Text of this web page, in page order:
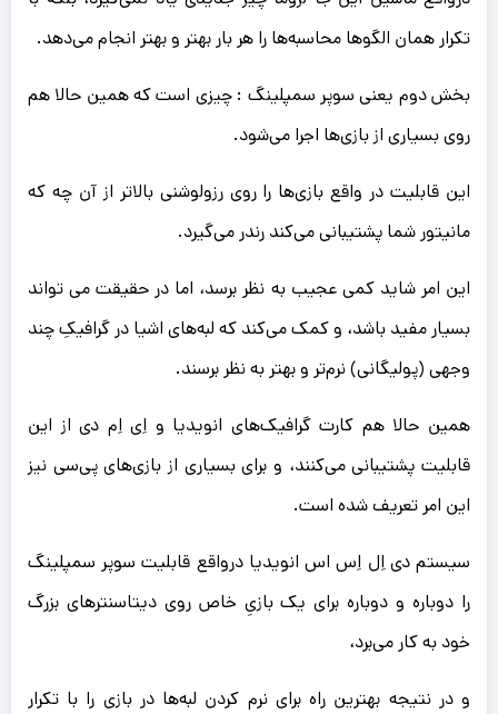
تکرار همان الگوها محاسبه‌ها را هر بار بهتر و بهتر انجام می‌دهد.
بخش دوم یعنی سوپر سمپلینگ : چیزی است که همین حالا هم
روی بسیاری از بازی‌ها اجرا می‌شود.
این قابلیت در واقع بازی‌ها را روی رزولوشنی بالاتر از آن چه که
مانیتور شما پشتیبانی می‌کند رندر می‌گیرد.
این امر شاید کمی عجیب به نظر برسد، اما در حقیقت می تواند
بسیار مفید باشد، و کمک می‌کند که لبه‌های اشیا در گرافیکِ چند
وجهی (پولیگانی) نرم‌تر و بهتر به نظر برسند.
همین حالا هم کارت گرافیک‌های انویدیا و اِی اِم دی از این
قابلیت پشتیبانی می‌کنند، و برای بسیاری از بازی‌های پی‌سی نیز
این امر تعریف شده‌ است.
سیستم دی اِل اِس اس انویدیا درواقع قابلیت سوپر سمپلینگ
را دوباره و دوباره برای یک بازیِ خاص روی دیتاسنترهای بزرگ
خود به کار می‌برد،
و در نتیجه بهترین راه برای نرم کردن لبه‌ها در بازی را با تکرار